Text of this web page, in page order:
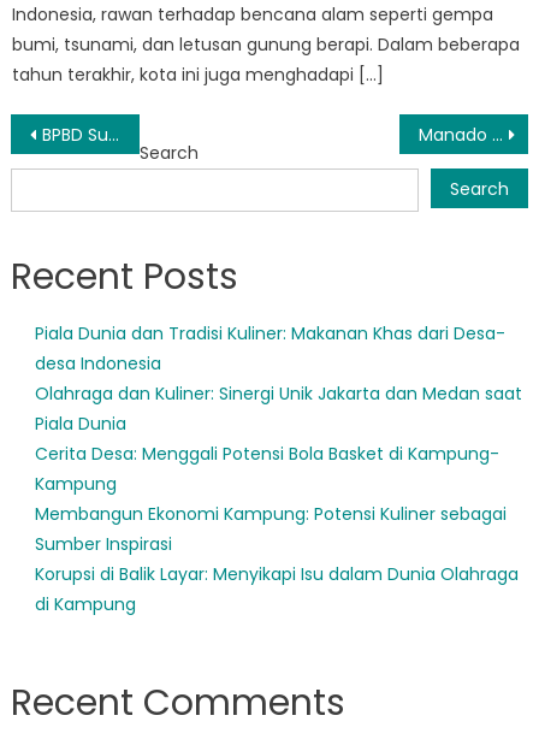
Indonesia, rawan terhadap bencana alam seperti gempa
bumi, tsunami, dan letusan gunung berapi. Dalam beberapa
tahun terakhir, kota ini juga menghadapi […]
Post
navigation
BPBD Sulut Manado Partners with Local NGOs to Enhance Disaster Relief Efforts Manado Siaga: Yang Perlu Diketahui Tentang Informasi Bencana
Search
Search
Recent Posts
Piala Dunia dan Tradisi Kuliner: Makanan Khas dari Desa-
desa Indonesia
Olahraga dan Kuliner: Sinergi Unik Jakarta dan Medan saat
Piala Dunia
Cerita Desa: Menggali Potensi Bola Basket di Kampung-
Kampung
Membangun Ekonomi Kampung: Potensi Kuliner sebagai
Sumber Inspirasi
Korupsi di Balik Layar: Menyikapi Isu dalam Dunia Olahraga
di Kampung
Recent Comments